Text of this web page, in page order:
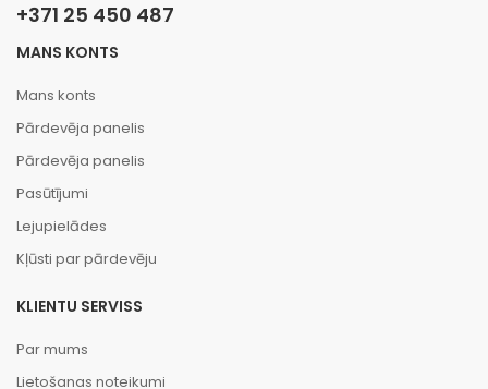
+371 25 450 487
MANS KONTS
Mans konts
Pārdevēja panelis
Pārdevēja panelis
Pasūtījumi
Lejupielādes
Kļūsti par pārdevēju
KLIENTU SERVISS
Par mums
Lietošanas noteikumi